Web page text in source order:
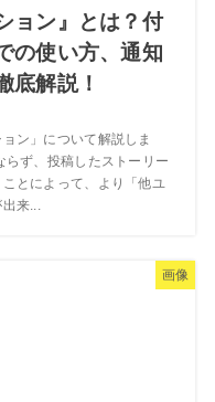
ョン』とは？付
の使い方、通知
底解説！
ン」について解説しま
らず、投稿したストーリー
とによって、より「他ユ
来...
画像